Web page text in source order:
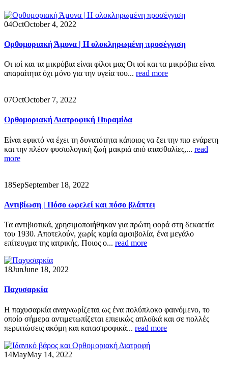
04OctOctober 4, 2022
Ορθομοριακή Άμυνα | Η ολοκληρωμένη προσέγγιση
Οι ιοί και τα μικρόβια είναι φίλοι μας Οι ιοί και τα μικρόβια είναι
απαραίτητα όχι μόνο για την υγεία του... read more
07OctOctober 7, 2022
Ορθομοριακή Διατροφική Πυραμίδα
Είναι εφικτό να έχει τη δυνατότητα κάποιος να ζει την πιο ενάρετη
και την πλέον φυσιολογική ζωή μακριά από ατασθαλίες,... read
more
18SepSeptember 18, 2022
Αντιβίωση | Πόσο ωφελεί και πόσο βλάπτει
Τα αντιβιοτικά, χρησιμοποιήθηκαν για πρώτη φορά στη δεκαετία
του 1930. Αποτελούν, χωρίς καμία αμφιβολία, ένα μεγάλο
επίτευγμα της ιατρικής. Ποιος ο... read more
18JunJune 18, 2022
Παχυσαρκία
Η παχυσαρκία αναγνωρίζεται ως ένα πολύπλοκο φαινόμενο, το
οποίο σήμερα αντιμετωπίζεται επιεικώς απλοϊκά και σε πολλές
περιπτώσεις ακόμη και καταστροφικά... read more
14MayMay 14, 2022